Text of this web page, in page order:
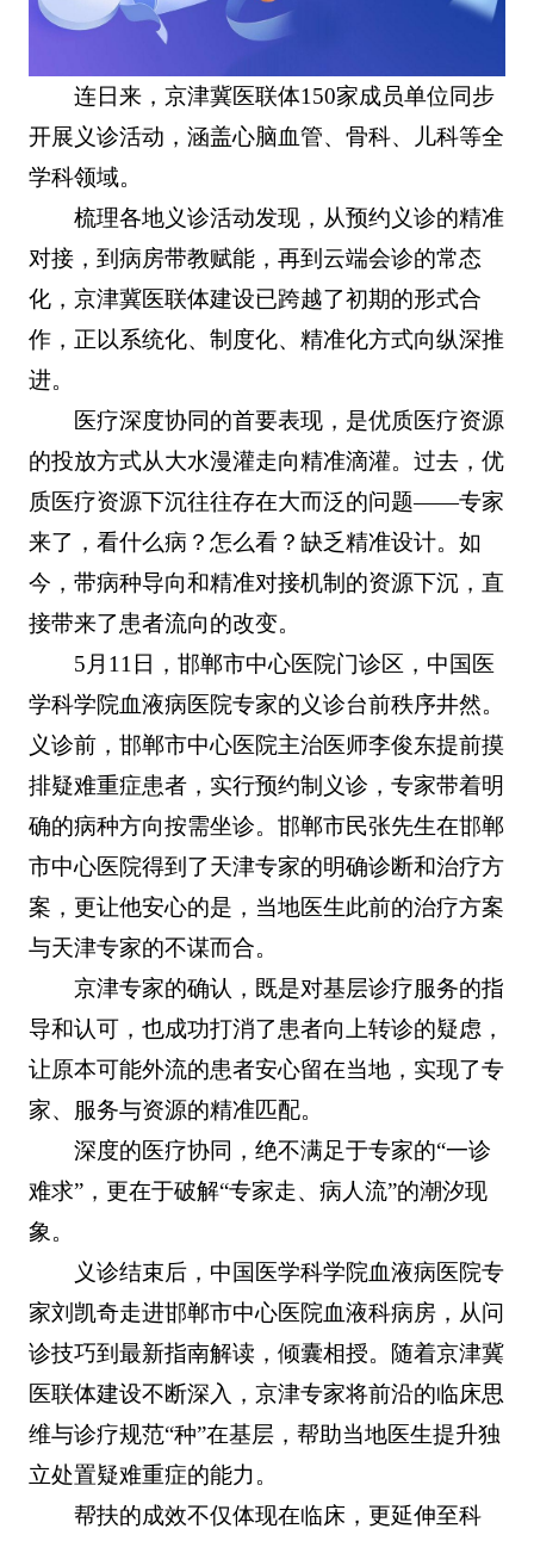
连日来，京津冀医联体150家成员单位同步
开展义诊活动，涵盖心脑血管、骨科、儿科等全
学科领域。
梳理各地义诊活动发现，从预约义诊的精准
对接，到病房带教赋能，再到云端会诊的常态
化，京津冀医联体建设已跨越了初期的形式合
作，正以系统化、制度化、精准化方式向纵深推
进。
医疗深度协同的首要表现，是优质医疗资源
的投放方式从大水漫灌走向精准滴灌。过去，优
质医疗资源下沉往往存在大而泛的问题——专家
来了，看什么病？怎么看？缺乏精准设计。如
今，带病种导向和精准对接机制的资源下沉，直
接带来了患者流向的改变。
5月11日，邯郸市中心医院门诊区，中国医
学科学院血液病医院专家的义诊台前秩序井然。
义诊前，邯郸市中心医院主治医师李俊东提前摸
排疑难重症患者，实行预约制义诊，专家带着明
确的病种方向按需坐诊。邯郸市民张先生在邯郸
市中心医院得到了天津专家的明确诊断和治疗方
案，更让他安心的是，当地医生此前的治疗方案
与天津专家的不谋而合。
京津专家的确认，既是对基层诊疗服务的指
导和认可，也成功打消了患者向上转诊的疑虑，
让原本可能外流的患者安心留在当地，实现了专
家、服务与资源的精准匹配。
深度的医疗协同，绝不满足于专家的“一诊
难求”，更在于破解“专家走、病人流”的潮汐现
象。
义诊结束后，中国医学科学院血液病医院专
家刘凯奇走进邯郸市中心医院血液科病房，从问
诊技巧到最新指南解读，倾囊相授。随着京津冀
医联体建设不断深入，京津专家将前沿的临床思
维与诊疗规范“种”在基层，帮助当地医生提升独
立处置疑难重症的能力。
帮扶的成效不仅体现在临床，更延伸至科